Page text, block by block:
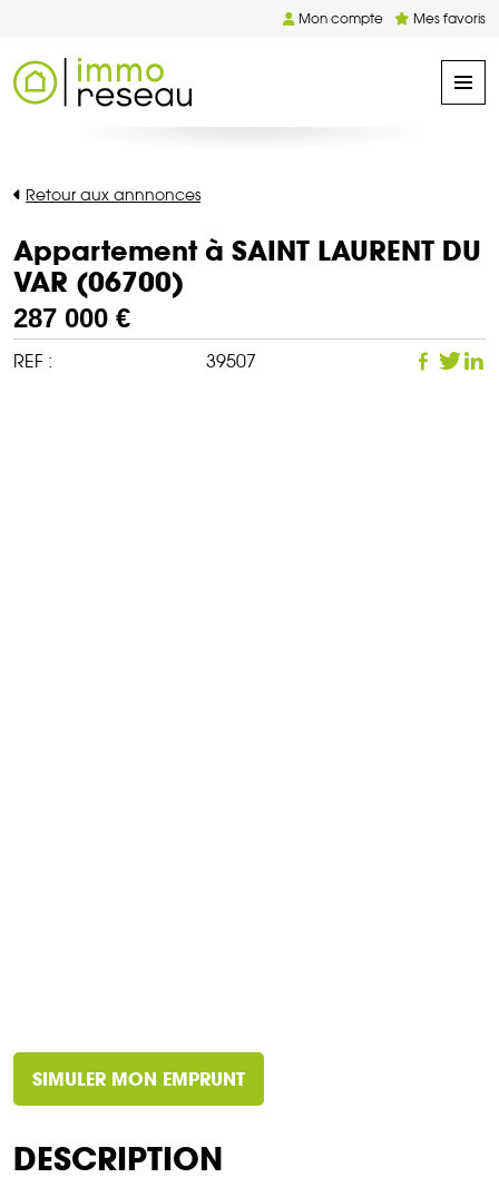
Mon compte Mes favoris
Retour aux annnonces
Appartement à SAINT LAURENT DU
VAR (06700)
287 000 €
REF : 39507
SIMULER MON EMPRUNT
DESCRIPTION